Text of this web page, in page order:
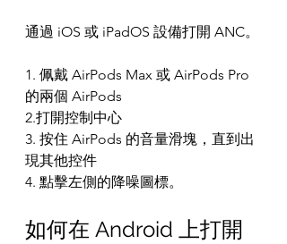
通過 iOS 或 iPadOS 設備打開 ANC。
1. 佩戴 AirPods Max 或 AirPods Pro
的兩個 AirPods
2.打開控制中心
3. 按住 AirPods 的音量滑塊，直到出
現其他控件
4. 點擊左側的降噪圖標。
如何在 Android 上打開